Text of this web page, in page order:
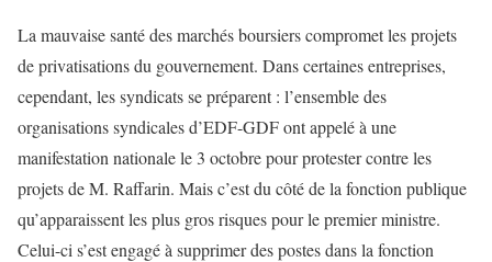
La mauvaise santé des marchés boursiers compromet les projets
de privatisations du gouvernement. Dans certaines entreprises,
cependant, les syndicats se préparent : l’ensemble des
organisations syndicales d’EDF-GDF ont appelé à une
manifestation nationale le 3 octobre pour protester contre les
projets de M. Raffarin. Mais c’est du côté de la fonction publique
qu’apparaissent les plus gros risques pour le premier ministre.
Celui-ci s’est engagé à supprimer des postes dans la fonction